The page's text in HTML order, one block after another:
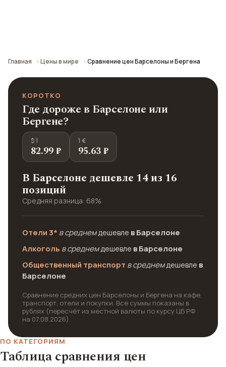
Главная Цены в мире Сравнение цен Барселоны и Бергена
КОРОТКО
Где дороже в Барселоне или
Бергене?
$ 1
82.99 ₽
1 €
95.63 ₽
В Барселоне дешевле 14 из 16
позиций
Средняя разница: 68%
Отели 3* в среднемдешевле в Барселоне
Алкоголь в среднемдешевле в Барселоне
Общественный транспорт в среднемдешевле в
Барселоне
Сравнение средних цен Барселоны и Бергена на кафе,
транспорт, отели и покупки. Все суммы показаны в
рублях (пересчёт из местной валюты по курсу ЦБ РФ
на 07.08.2026).
ПО КАТЕГОРИЯМ
Таблица сравнения цен